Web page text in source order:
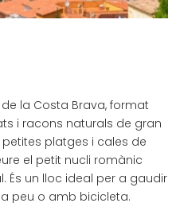
la Costa Brava, format
i racons naturals de gran
platges i cales de
el petit nucli romànic
És un lloc ideal per a gaudir
peu o amb bicicleta.